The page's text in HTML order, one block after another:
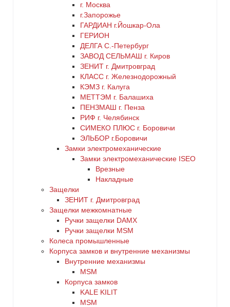
г. Москва
г.Запорожье
ГАРДИАН г.Йошкар-Ола
ГЕРИОН
ДЕЛГА С.-Петербург
ЗАВОД СЕЛЬМАШ г. Киров
ЗЕНИТ г. Дмитровград
КЛАСС г. Железнодорожный
КЭМЗ г. Калуга
МЕТТЭМ г. Балашиха
ПЕНЗМАШ г. Пенза
РИФ г. Челябинск
СИМЕКО ПЛЮС г. Боровичи
ЭЛЬБОР г.Боровичи
Замки электромеханические
Замки электромеханические ISEO
Врезные
Накладные
Защелки
ЗЕНИТ г. Дмитровград
Защелки межкомнатные
Ручки защелки DAMX
Ручки защелки MSM
Колеса промышленные
Корпуса замков и внутренние механизмы
Внутренние механизмы
MSM
Корпуса замков
KALE KILIT
MSM